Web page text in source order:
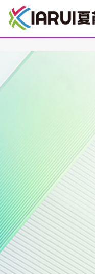
当涉及到毒品检测时，选择